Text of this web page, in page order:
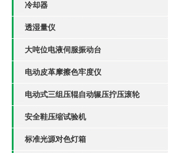
冷却器
透湿量仪
大吨位电液伺服振动台
电动皮革摩擦色牢度仪
电动式三组压辊自动辗压拧压滚轮
安全鞋压缩试验机
标准光源对色灯箱